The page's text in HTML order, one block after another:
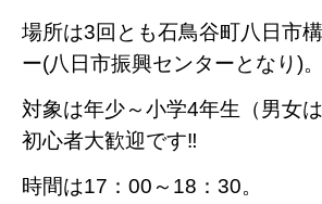
場所は3回とも石鳥谷町八日市
ー(八日市振興センターとなり)。
対象は年少～小学4年生（男女は
初心者大歓迎です‼
時間は17：00～18：30。